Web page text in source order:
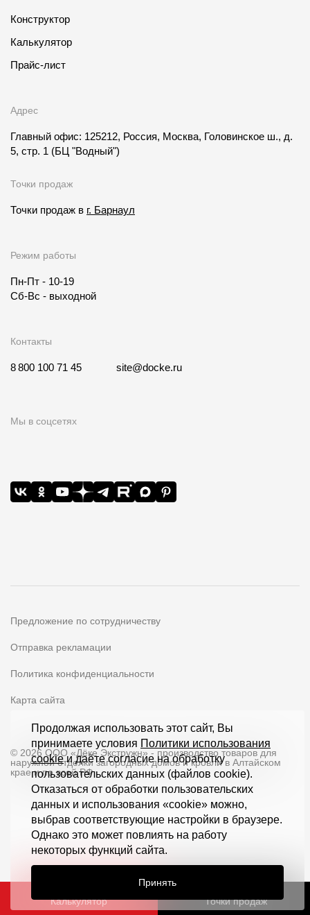
Калькулятор Точки продаж
Конструктор
Калькулятор
Прайс-лист
Адрес
Главный офис: 125212, Россия, Москва, Головинское ш., д.
5, стр. 1 (БЦ "Водный")
Точки продаж
Точки продаж в г. Барнаул
Режим работы
Пн-Пт - 10-19
Сб-Вс - выходной
Контакты
8 800 100 71 45 site@docke.ru
Мы в соцсетях
Предложение по сотрудничеству
Отправка рекламации
Политика конфиденциальности
Карта сайта
© 2026 ООО «Дёке Экстружн» - производство товаров для
наружной отделки загородных домов и кровли в Алтайском
крае и по всей РФ
Продолжая использовать этот сайт, Вы
принимаете условия Политики использования
cookieи даёте согласие на обработку
пользовательских данных (файлов cookie).
Отказаться от обработки пользовательских
данных и использования «cookie» можно,
выбрав соответствующие настройки в браузере.
Однако это может повлиять на работу
некоторых функций сайта.
Принять